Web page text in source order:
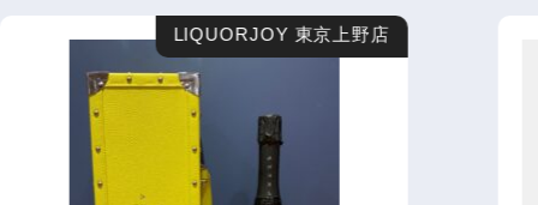
LIQUORJOY 東京上野店